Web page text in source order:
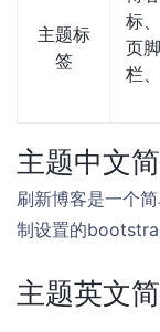
主题标
签
标
页
栏
主题中文
刷新博客是一个
制设置的
主题英文